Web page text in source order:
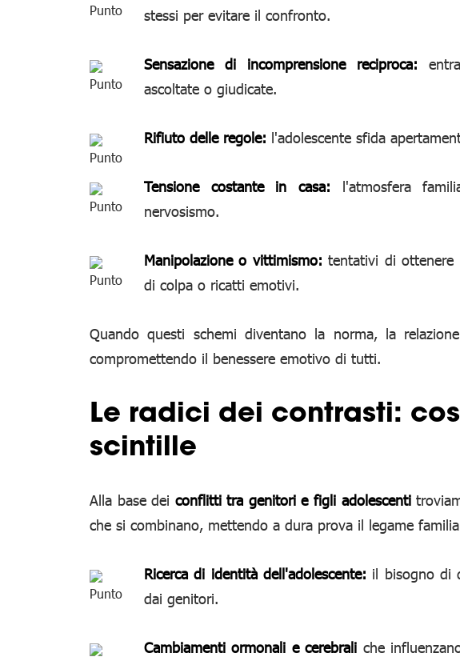
stessi per evitare il confronto.
Sensazione di incomprensione reciproca:
ascoltate o giudicate.
Rifiuto delle regole: l'adolescente sfida
Tensione costante in casa: l'atmosfera
nervosismo.
Manipolazione o vittimismo: tentativi di ottenere
di colpa o ricatti emotivi.
Quando questi schemi diventano la norma, la
compromettendo il benessere emotivo di tutti.
Le radici dei contrasti:
scintille
Alla base dei conflitti tra genitori e figli adolescenti
che si combinano, mettendo a dura prova il legame
Ricerca di identità dell'adolescente: il bisogno di
dai genitori.
Cambiamenti ormonali e cerebrali che